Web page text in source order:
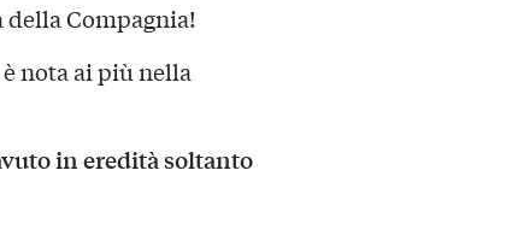
Compagnia!
nota ai più nella
in eredità soltanto